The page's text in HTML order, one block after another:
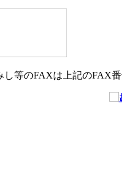
等のFAXは上記のFAX